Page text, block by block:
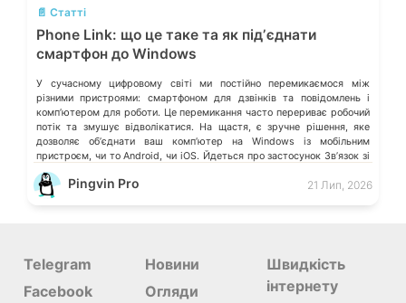
📄 Статті
Phone Link: що це таке та як підʼєднати
смартфон до Windows
У сучасному цифровому світі ми постійно перемикаємося між
різними пристроями: смартфоном для дзвінків та повідомлень і
компʼютером для роботи. Це перемикання часто перериває робочий
потік та змушує відволікатися. На щастя, є зручне рішення, яке
дозволяє обʼєднати ваш компʼютер на Windows із мобільним
пристроєм, чи то Android, чи iOS. Йдеться про застосунок Звʼязок зі
смартфоном (Phone Link) від Microsoft, що перетворює ваш ПК на
своєрідний «міст» до функцій смартфона.
Pingvin Pro 21 Лип, 2026
Telegram
Facebook
Новини
Огляди
Швидкість
інтернету